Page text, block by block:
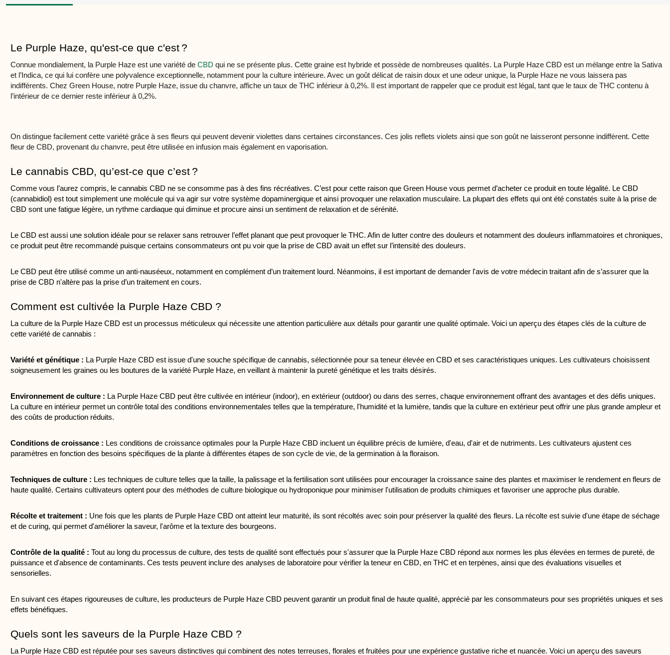
Le Purple Haze, qu'est-ce que c'est ?
Connue mondialement, la Purple Haze est une variété de CBD qui ne se présente plus. Cette graine est hybride et possède de nombreuses qualités. La Purple Haze CBD est un mélange entre la Sativa
et l’Indica, ce qui lui confère une polyvalence exceptionnelle, notamment pour la culture intérieure. Avec un goût délicat de raisin doux et une odeur unique, la Purple Haze ne vous laissera pas
indifférents. Chez Green House, notre Purple Haze, issue du chanvre, affiche un taux de THC inférieur à 0,2%. Il est important de rappeler que ce produit est légal, tant que le taux de THC contenu à
l’intérieur de ce dernier reste inférieur à 0,2%.
On distingue facilement cette variété grâce à ses fleurs qui peuvent devenir violettes dans certaines circonstances. Ces jolis reflets violets ainsi que son goût ne laisseront personne indifférent. Cette
fleur de CBD, provenant du chanvre, peut être utilisée en infusion mais également en vaporisation.
Le cannabis CBD, qu’est-ce que c’est ?
Comme vous l’aurez compris, le cannabis CBD ne se consomme pas à des fins récréatives. C’est pour cette raison que Green House vous permet d’acheter ce produit en toute légalité. Le CBD
(cannabidiol) est tout simplement une molécule qui va agir sur votre système dopaminergique et ainsi provoquer une relaxation musculaire. La plupart des effets qui ont été constatés suite à la prise de
CBD sont une fatigue légère, un rythme cardiaque qui diminue et procure ainsi un sentiment de relaxation et de sérénité.
Le CBD est aussi une solution idéale pour se relaxer sans retrouver l’effet planant que peut provoquer le THC. Afin de lutter contre des douleurs et notamment des douleurs inflammatoires et chroniques,
ce produit peut être recommandé puisque certains consommateurs ont pu voir que la prise de CBD avait un effet sur l’intensité des douleurs.
Le CBD peut être utilisé comme un anti-nauséeux, notamment en complément d’un traitement lourd. Néanmoins, il est important de demander l'avis de votre médecin traitant afin de s’assurer que la
prise de CBD n'altère pas la prise d’un traitement en cours.
Comment est cultivée la Purple Haze CBD ?
La culture de la Purple Haze CBD est un processus méticuleux qui nécessite une attention particulière aux détails pour garantir une qualité optimale. Voici un aperçu des étapes clés de la culture de
cette variété de cannabis :
Variété et génétique : La Purple Haze CBD est issue d'une souche spécifique de cannabis, sélectionnée pour sa teneur élevée en CBD et ses caractéristiques uniques. Les cultivateurs choisissent
soigneusement les graines ou les boutures de la variété Purple Haze, en veillant à maintenir la pureté génétique et les traits désirés.
Environnement de culture : La Purple Haze CBD peut être cultivée en intérieur (indoor), en extérieur (outdoor) ou dans des serres, chaque environnement offrant des avantages et des défis uniques.
La culture en intérieur permet un contrôle total des conditions environnementales telles que la température, l'humidité et la lumière, tandis que la culture en extérieur peut offrir une plus grande ampleur et
des coûts de production réduits.
Conditions de croissance : Les conditions de croissance optimales pour la Purple Haze CBD incluent un équilibre précis de lumière, d'eau, d'air et de nutriments. Les cultivateurs ajustent ces
paramètres en fonction des besoins spécifiques de la plante à différentes étapes de son cycle de vie, de la germination à la floraison.
Techniques de culture : Les techniques de culture telles que la taille, la palissage et la fertilisation sont utilisées pour encourager la croissance saine des plantes et maximiser le rendement en fleurs de
haute qualité. Certains cultivateurs optent pour des méthodes de culture biologique ou hydroponique pour minimiser l'utilisation de produits chimiques et favoriser une approche plus durable.
Récolte et traitement : Une fois que les plants de Purple Haze CBD ont atteint leur maturité, ils sont récoltés avec soin pour préserver la qualité des fleurs. La récolte est suivie d'une étape de séchage
et de curing, qui permet d'améliorer la saveur, l'arôme et la texture des bourgeons.
Contrôle de la qualité : Tout au long du processus de culture, des tests de qualité sont effectués pour s'assurer que la Purple Haze CBD répond aux normes les plus élevées en termes de pureté, de
puissance et d'absence de contaminants. Ces tests peuvent inclure des analyses de laboratoire pour vérifier la teneur en CBD, en THC et en terpènes, ainsi que des évaluations visuelles et
sensorielles.
En suivant ces étapes rigoureuses de culture, les producteurs de Purple Haze CBD peuvent garantir un produit final de haute qualité, apprécié par les consommateurs pour ses propriétés uniques et ses
effets bénéfiques.
Quels sont les saveurs de la Purple Haze CBD ?
La Purple Haze CBD est réputée pour ses saveurs distinctives qui combinent des notes terreuses, florales et fruitées pour une expérience gustative riche et nuancée. Voici un aperçu des saveurs